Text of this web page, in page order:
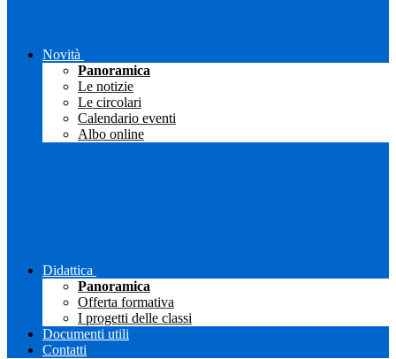
Novità
Panoramica
Le notizie
Le circolari
Calendario eventi
Albo online
Didattica
Panoramica
Offerta formativa
I progetti delle classi
Documenti utili
Contatti